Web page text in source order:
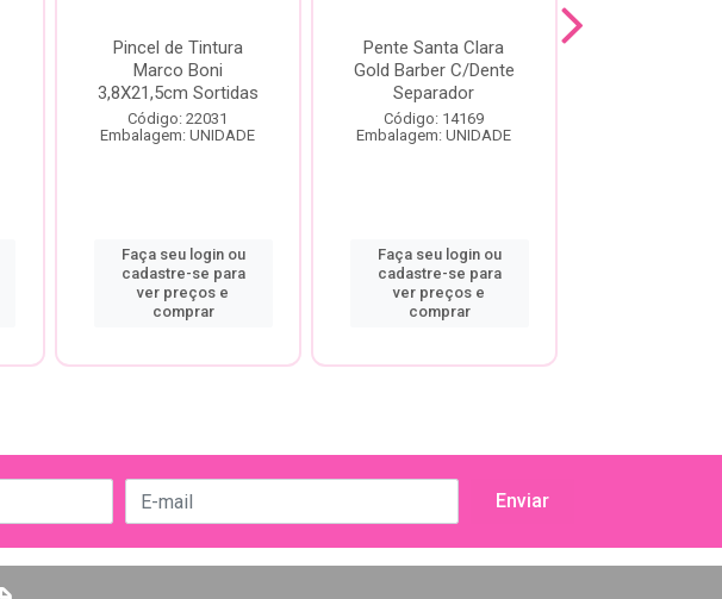
Pincel de Tintura
Marco Boni
3,8X21,5cm Sortidas
Código: 22031
Embalagem: UNIDADE
Faça seu login ou
cadastre-se para
ver preços e
comprar
Pente Santa Clara
Gold Barber C/Dente
Separador
Código: 14169
Embalagem: UNIDADE
Faça seu login ou
cadastre-se para
ver preços e
comprar